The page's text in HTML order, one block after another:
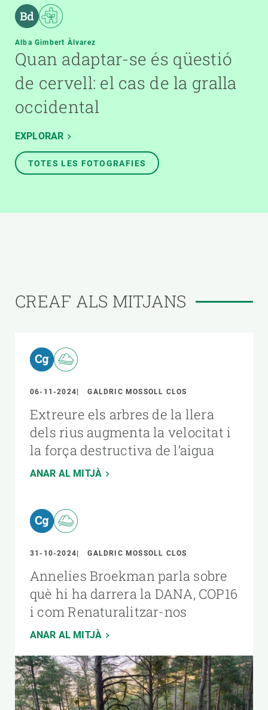
Alba Gimbert Àlvarez
Quan adaptar-se és qüestió
de cervell: el cas de la gralla
occidental
EXPLORAR
TOTES LES FOTOGRAFIES
CREAF ALS MITJANS
06-11-2024 GALDRIC MOSSOLL CLOS
Extreure els arbres de la llera
dels rius augmenta la velocitat i
la força destructiva de l’aigua
ANAR AL MITJÀ
31-10-2024 GALDRIC MOSSOLL CLOS
Annelies Broekman parla sobre
què hi ha darrera la DANA, COP16
i com Renaturalitzar-nos
ANAR AL MITJÀ